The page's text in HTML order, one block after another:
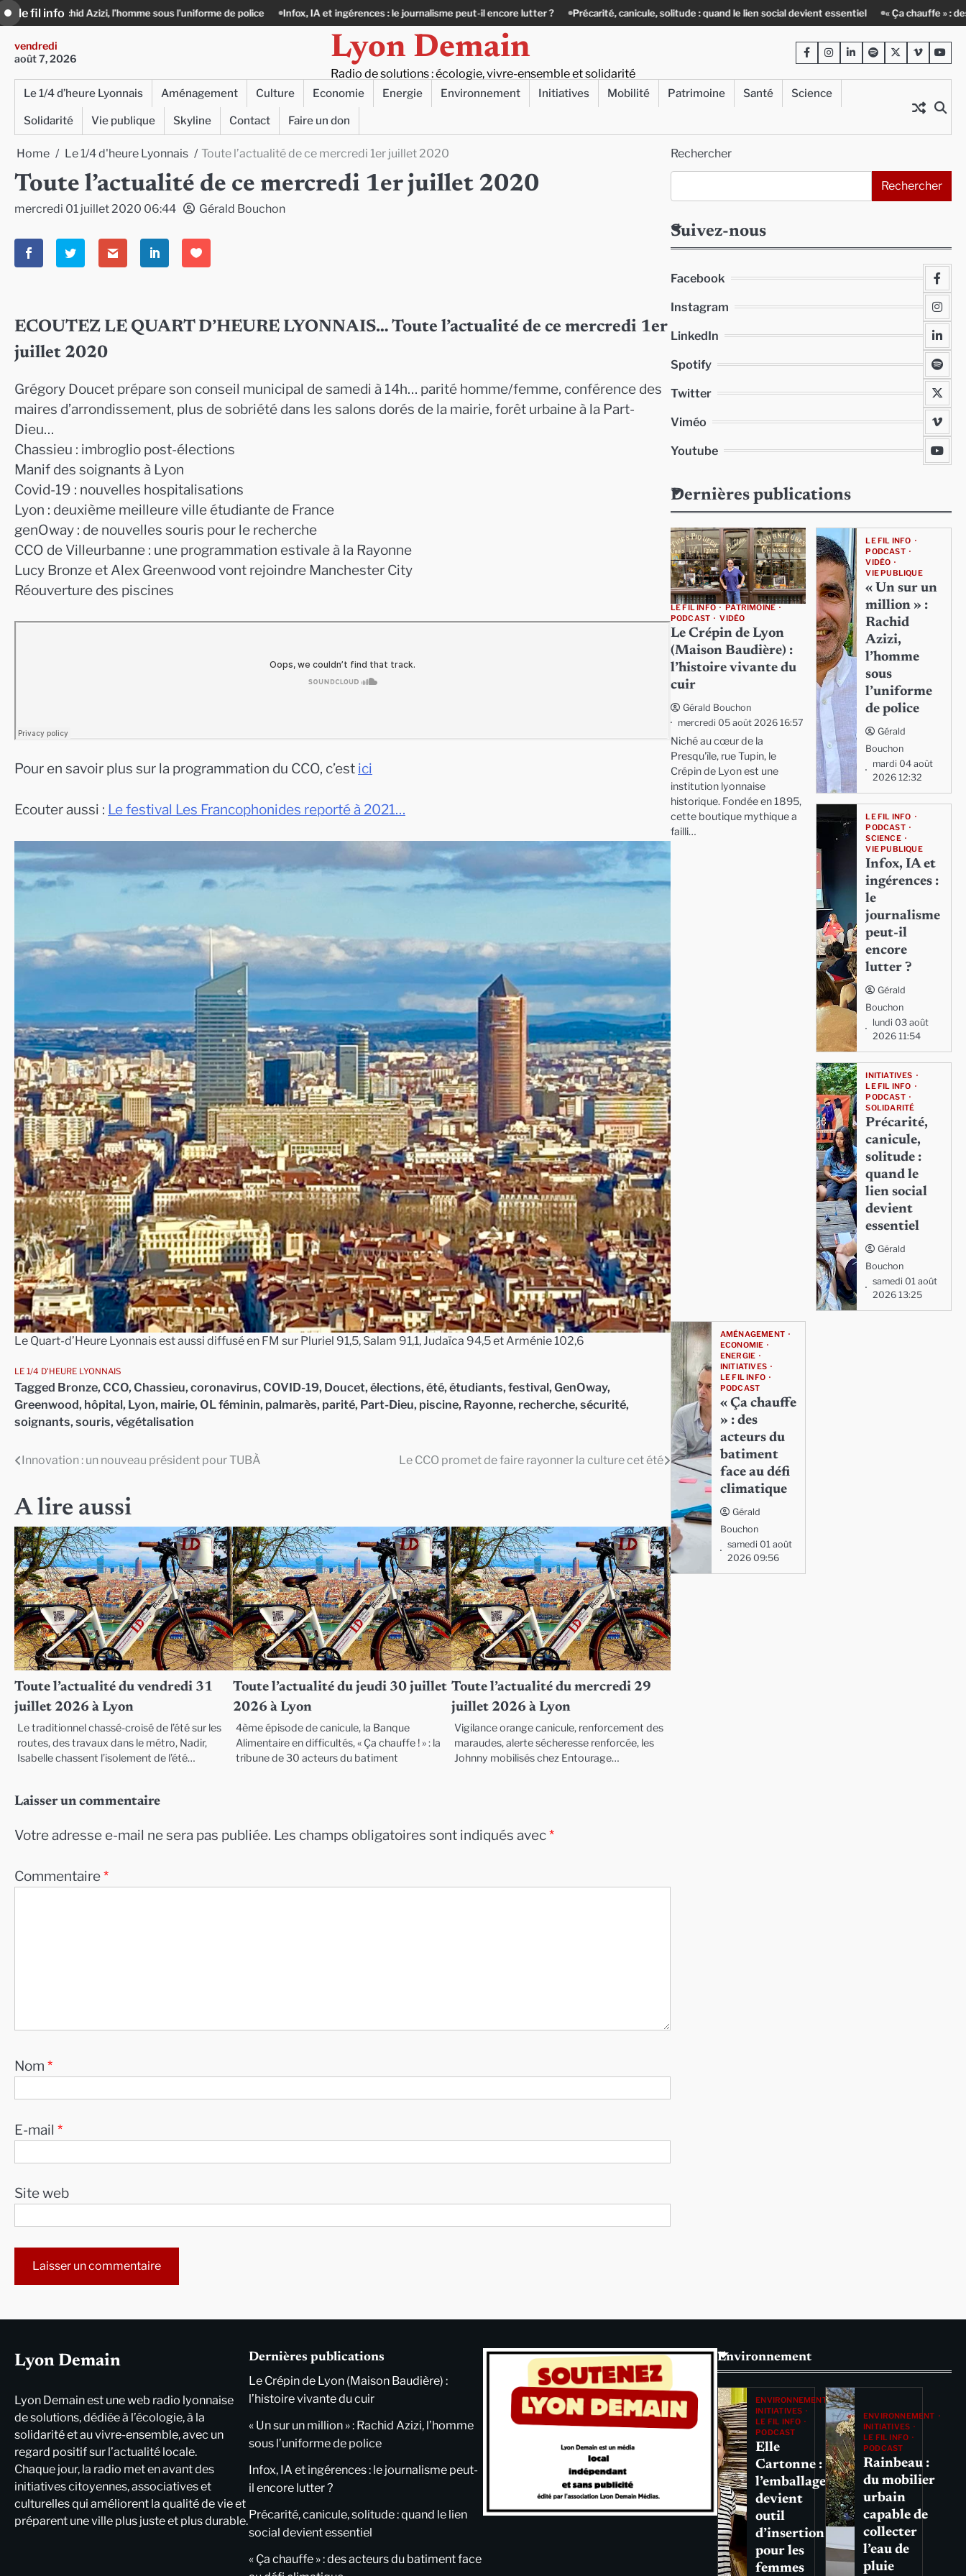
Skip
to
content
le fil info
Azizi, l’homme sous l’uniforme de police Infox, IA et ingérences : le journalisme peut-il encore lutter ? Précarité, canicule, solitude : quand le lien social devient essentiel « Ça chauffe » : des acteurs du
vendredi
août 7, 2026
Lyon Demain
Radio de solutions : écologie, vivre-ensemble et solidarité
Facebook
Instagram
LinkedInSpotifyTwitterViméo
Le 1/4 d’heure Lyonnais Aménagement Culture Economie Energie Environnement Initiatives Mobilité Patrimoine Santé
Science
Solidarité
Vie publique Skyline Contact Faire un don
Home Le 1/4 d'heure Lyonnais Toute l’actualité de ce mercredi 1er juillet 2020
Toute l’actualité de ce mercredi 1er juillet 2020
mercredi 01 juillet 2020 06:44 Gérald Bouchon
ECOUTEZ LE QUART D’HEURE LYONNAIS… Toute l’actualité de ce mercredi 1er
juillet 2020
Grégory Doucet prépare son conseil municipal de samedi à 14h… parité homme/femme, conférence des
maires d’arrondissement, plus de sobriété dans les salons dorés de la mairie, forêt urbaine à la Part-
Dieu…
Chassieu : imbroglio post-élections
Manif des soignants à Lyon
Covid-19 : nouvelles hospitalisations
Lyon : deuxième meilleure ville étudiante de France
genOway : de nouvelles souris pour le recherche
CCO de Villeurbanne : une programmation estivale à la Rayonne
Lucy Bronze et Alex Greenwood vont rejoindre Manchester City
Réouverture des piscines
Pour en savoir plus sur la programmation du CCO, c’est ici
Ecouter aussi : Le festival Les Francophonides reporté à 2021…
Le Quart-d’Heure Lyonnais est aussi diffusé en FM sur Pluriel 91,5, Salam 91,1, Judaïca 94,5 et Arménie 102,6
LE 1/4 D'HEURE LYONNAIS
Tagged Bronze, CCO, Chassieu, coronavirus, COVID-19, Doucet, élections, été, étudiants, festival, GenOway,
Greenwood, hôpital, Lyon, mairie, OL féminin, palmarès, parité, Part-Dieu, piscine, Rayonne, recherche, sécurité,
soignants, souris, végétalisation
Navigation
l’article
Innovation : un nouveau président pour TUBÀ Le CCO promet de faire rayonner la culture cet été
A lire aussi
Toute l’actualité du vendredi 31
juillet 2026 à Lyon
Le traditionnel chassé-croisé de l’été sur les
routes, des travaux dans le métro, Nadir,
Isabelle chassent l’isolement de l’été…
Toute l’actualité du jeudi 30 juillet
2026 à Lyon
4ème épisode de canicule, la Banque
Alimentaire en difficultés, « Ça chauffe ! » : la
tribune de 30 acteurs du batiment
Toute l’actualité du mercredi 29
juillet 2026 à Lyon
Vigilance orange canicule, renforcement des
maraudes, alerte sécheresse renforcée, les
Johnny mobilisés chez Entourage…
Laisser un commentaire
Votre adresse e-mail ne sera pas publiée. Les champs obligatoires sont indiqués avec*
Commentaire*
Nom *
E-mail *
Site web
Rechercher
Rechercher
Suivez-nous
Facebook
Instagram
LinkedIn
Spotify
Twitter
Viméo
Youtube
Dernières publications
LE FIL INFO
PATRIMOINE
PODCAST
VIDÉO
Le Crépin de Lyon
(Maison Baudière) :
l’histoire vivante du
cuir
Gérald Bouchon
mercredi 05 août 2026 16:57
Niché au cœur de la
Presqu'île, rue Tupin, le
Crépin de Lyon est une
institution lyonnaise
historique. Fondée en 1895,
cette boutique mythique a
failli…
LE FIL INFO
PODCAST
VIDÉO
VIE PUBLIQUE
« Un sur un
million » :
Rachid
Azizi,
l’homme
sous
l’uniforme
de police
Gérald
Bouchon
mardi 04 août
2026 12:32
LE FIL INFO
PODCAST
SCIENCE
VIE PUBLIQUE
Infox, IA et
ingérences :
le
journalisme
peut-il
encore
lutter ?
Gérald
Bouchon
lundi 03 août
2026 11:54
INITIATIVES
LE FIL INFO
PODCAST
SOLIDARITÉ
Précarité,
canicule,
solitude :
quand le
lien social
devient
essentiel
Gérald
Bouchon
samedi 01 août
2026 13:25
AMÉNAGEMENT
ECONOMIE
ENERGIE
INITIATIVES
LE FIL INFO
PODCAST
« Ça chauffe
» : des
acteurs du
batiment
face au défi
climatique
Gérald
Bouchon
samedi 01 août
2026 09:56
Lyon Demain
Lyon Demain est une web radio lyonnaise
de solutions, dédiée à l’écologie, à la
solidarité et au vivre-ensemble, avec un
regard positif sur l’actualité locale.
Chaque jour, la radio met en avant des
initiatives citoyennes, associatives et
culturelles qui améliorent la qualité de vie et
préparent une ville plus juste et plus durable.
Dernières publications
Le Crépin de Lyon (Maison Baudière) :
l’histoire vivante du cuir
« Un sur un million » : Rachid Azizi, l’homme
sous l’uniforme de police
Infox, IA et ingérences : le journalisme peut-
il encore lutter ?
Précarité, canicule, solitude : quand le lien
social devient essentiel
« Ça chauffe » : des acteurs du batiment face
Environnement
ENVIRONNEMENT
INITIATIVES
LE FIL INFO
PODCAST
Elle
Cartonne :
l’emballage
devient
outil
d’insertion
pour les
femmes
ENVIRONNEMENT
INITIATIVES
LE FIL INFO
PODCAST
Rainbeau :
du mobilier
urbain
capable de
collecter
l’eau de
pluie